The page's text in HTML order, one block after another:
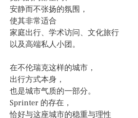
安静而不张扬的氛围，
使其非常适合
家庭出行、学术访问、文化旅行
以及高端私人小团。
在不伦瑞克这样的城市，
出行方式本身，
也是城市气质的一部分。
Sprinter 的存在，
恰好与这座城市的稳重与理性